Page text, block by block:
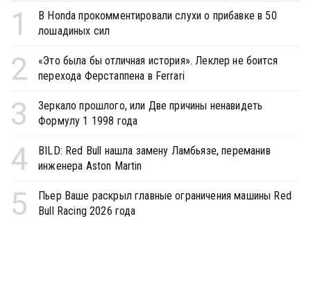
1
В Honda прокомментировали слухи о прибавке в 50
лошадиных сил
2
«Это была бы отличная история». Леклер не боится
перехода Ферстаппена в Ferrari
3
Зеркало прошлого, или Две причины ненавидеть
Формулу 1 1998 года
4
BILD: Red Bull нашла замену Ламбьязе, переманив
инженера Aston Martin
5
Пьер Ваше раскрыл главные ограничения машины Red
Bull Racing 2026 года